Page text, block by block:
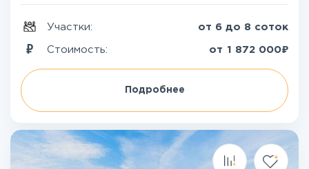
Участки: от 6 до 8 соток
Стоимость: от 1 872 000₽
Подробнее